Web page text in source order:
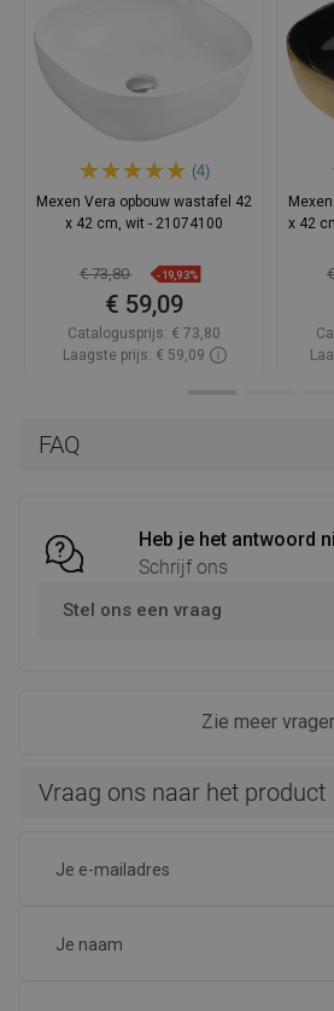
FAQ
Heb je het antwoord
Schrijf ons
Stel ons een vraag
Zie meer
Vraag ons naar het product
(4)
Mexen Vera opbouw wastafel 42
x 42 cm, wit - 21074100
€ 73,80 -19,93%
€ 59,09
Catalogusprijs: € 73,80
Laagste prijs: € 59,09
x 42